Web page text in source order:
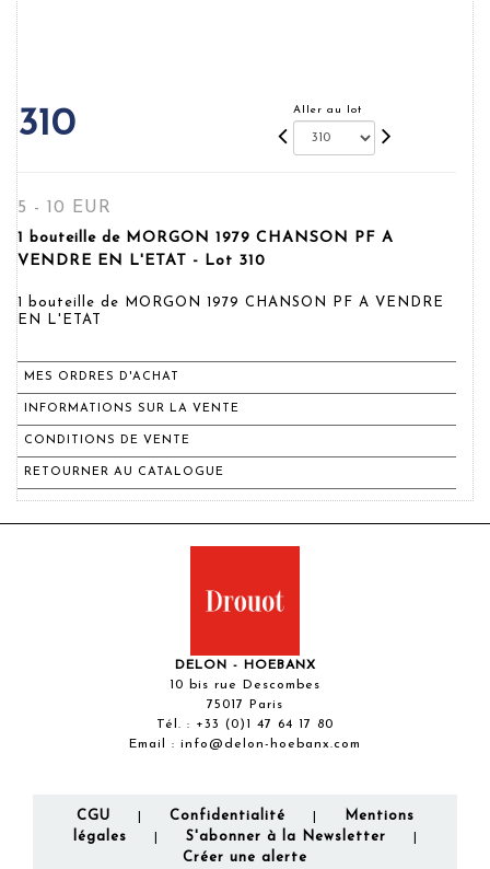
310 Aller au lot
5 - 10 EUR
1 bouteille de MORGON 1979 CHANSON PF A
VENDRE EN L'ETAT - Lot 310
1 bouteille de MORGON 1979 CHANSON PF A VENDRE
EN L'ETAT
MES ORDRES D'ACHAT
INFORMATIONS SUR LA VENTE
CONDITIONS DE VENTE
RETOURNER AU CATALOGUE
DELON - HOEBANX
10 bis rue Descombes
75017 Paris
Tél. : +33 (0)1 47 64 17 80
Email : info@delon-hoebanx.com
CGU Confidentialité
Mentions
légales
S'abonner à la Newsletter
Créer une alerte